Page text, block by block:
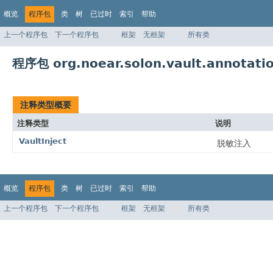
概览 程序包 类 树 已过时 索引 帮助
上一个程序包 下一个程序包 框架 无框架 所有类
程序包
注释类型概要
注释类型
说明
VaultInject
脱敏注入
概览 程序包 类 树 已过时 索引 帮助
上一个程序包 下一个程序包 框架 无框架 所有类